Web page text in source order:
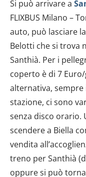
Si può arrivare a
FLIXBUS Milano –
auto, può lasciare
Belotti che si trova
Santhià. Per i
coperto è di 7
alternativa, sempre
stazione, ci sono
senza disco orario.
scendere a Biella
vendita
treno per Santhià
oppure si può